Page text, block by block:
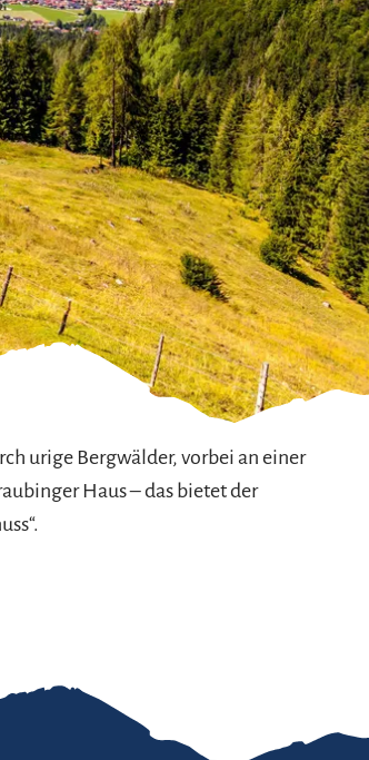
urige Bergwälder, vorbei an einer
Haus – das bietet der